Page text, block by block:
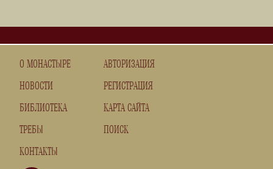
О МОНАСТЫРЕ
НОВОСТИ
БИБЛИОТЕКА
ТРЕБЫ
КОНТАКТЫ
АВТОРИЗАЦИЯ
РЕГИСТРАЦИЯ
КАРТА САЙТА
ПОИСК